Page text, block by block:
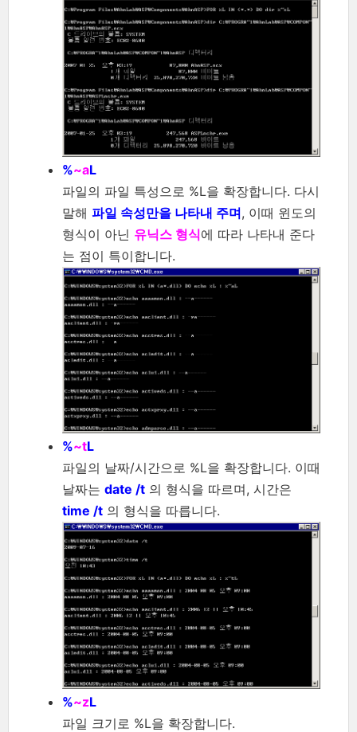
%~aL
파일의 파일 특성으로 %L을 확장합니다. 다시
말해 파일 속성만을 나타내 주며, 이때 윈도의
형식이 아닌 유닉스 형식에 따라 나타내 준다
는 점이 특이합니다.
%~tL
파일의 날짜/시간으로 %L을 확장합니다. 이때
날짜는 date /t 의 형식을 따르며, 시간은
time /t 의 형식을 따릅니다.
%~zL
파일 크기로 %L을 확장합니다.